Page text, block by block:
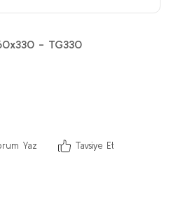
- TG330
Yaz Tavsiye Et